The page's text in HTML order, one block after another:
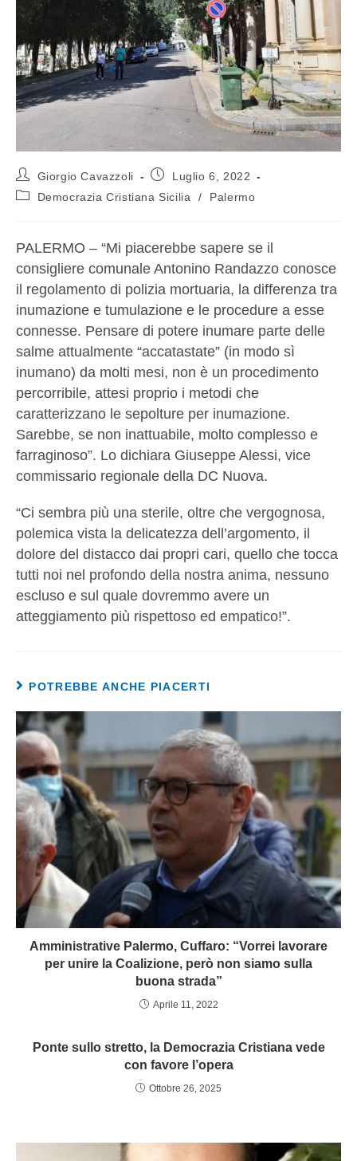
Giorgio Cavazzoli
Luglio 6, 2022
Democrazia Cristiana Sicilia
/ Palermo
PALERMO – “Mi piacerebbe sapere se il
consigliere comunale Antonino Randazzo conosce
il regolamento di polizia mortuaria, la differenza tra
inumazione e tumulazione e le procedure a esse
connesse. Pensare di potere inumare parte delle
salme attualmente “accatastate” (in modo sì
inumano) da molti mesi, non è un procedimento
percorribile, attesi proprio i metodi che
caratterizzano le sepolture per inumazione.
Sarebbe, se non inattuabile, molto complesso e
farraginoso”. Lo dichiara Giuseppe Alessi, vice
commissario regionale della DC Nuova.
“Ci sembra più una sterile, oltre che vergognosa,
polemica vista la delicatezza dell’argomento, il
dolore del distacco dai propri cari, quello che tocca
tutti noi nel profondo della nostra anima, nessuno
escluso e sul quale dovremmo avere un
atteggiamento più rispettoso ed empatico!”.
POTREBBE ANCHE PIACERTI
Amministrative Palermo, Cuffaro: “Vorrei lavorare
per unire la Coalizione, però non siamo sulla
buona strada”
Aprile 11, 2022
Ponte sullo stretto, la Democrazia Cristiana vede
con favore l’opera
Ottobre 26, 2025